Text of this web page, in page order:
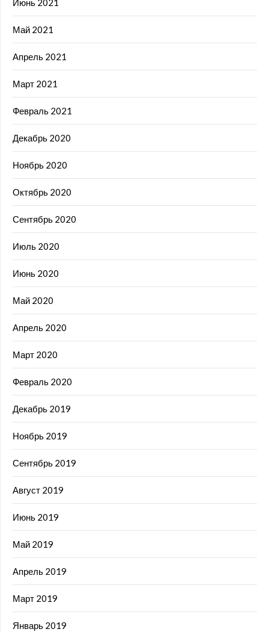
Июнь 2021
Май 2021
Апрель 2021
Март 2021
Февраль 2021
Декабрь 2020
Ноябрь 2020
Октябрь 2020
Сентябрь 2020
Июль 2020
Июнь 2020
Май 2020
Апрель 2020
Март 2020
Февраль 2020
Декабрь 2019
Ноябрь 2019
Сентябрь 2019
Август 2019
Июнь 2019
Май 2019
Апрель 2019
Март 2019
Январь 2019